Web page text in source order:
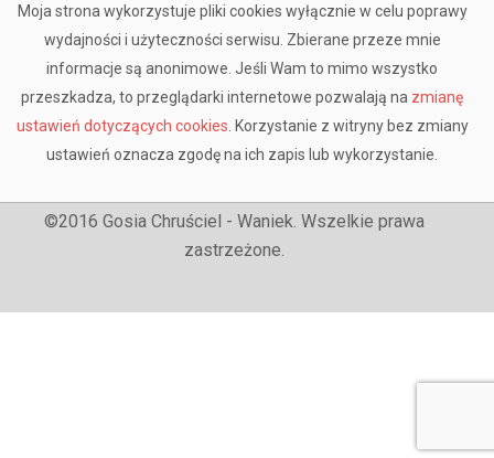
Moja strona wykorzystuje pliki cookies wyłącznie w celu poprawy
wydajności i użyteczności serwisu. Zbierane przeze mnie
informacje są anonimowe. Jeśli Wam to mimo wszystko
przeszkadza, to przeglądarki internetowe pozwalają na zmianę
ustawień dotyczących cookies . Korzystanie z witryny bez zmiany
ustawień oznacza zgodę na ich zapis lub wykorzystanie.
©2016 Gosia Chruściel - Waniek. Wszelkie prawa
zastrzeżone.